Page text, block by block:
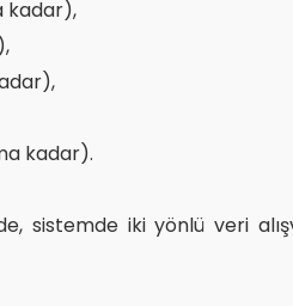
kadar),
kadar).
sistemde iki yönlü veri